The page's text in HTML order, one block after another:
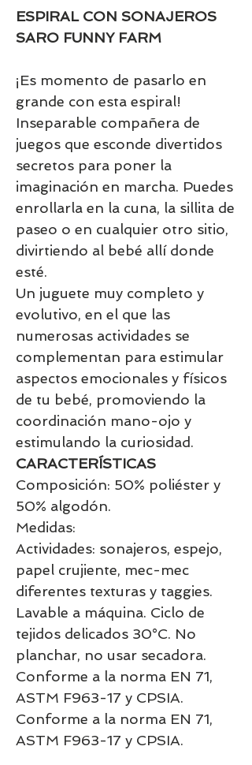
ESPIRAL CON SONAJEROS
SARO FUNNY FARM
¡Es momento de pasarlo en
grande con esta espiral!
Inseparable compañera de
juegos que esconde divertidos
secretos para poner la
imaginación en marcha. Puedes
enrollarla en la cuna, la sillita de
paseo o en cualquier otro sitio,
divirtiendo al bebé allí donde
esté.
Un juguete muy completo y
evolutivo, en el que las
numerosas actividades se
complementan para estimular
aspectos emocionales y físicos
de tu bebé, promoviendo la
coordinación mano-ojo y
estimulando la curiosidad.
CARACTERÍSTICAS
Composición: 50% poliéster y
50% algodón.
Medidas:
Actividades: sonajeros, espejo,
papel crujiente, mec-mec
diferentes texturas y taggies.
Lavable a máquina. Ciclo de
tejidos delicados 30°C. No
planchar, no usar secadora.
Conforme a la norma EN 71,
ASTM F963-17 y CPSIA.
Conforme a la norma EN 71,
ASTM F963-17 y CPSIA.